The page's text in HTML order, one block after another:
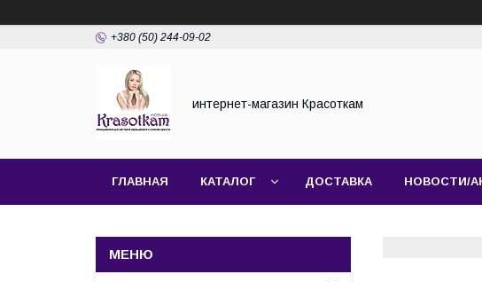
+380 (50) 244-09-02
интернет-магазин Красоткам
ГЛАВНАЯ КАТАЛОГ ДОСТАВКА НОВОСТИ/